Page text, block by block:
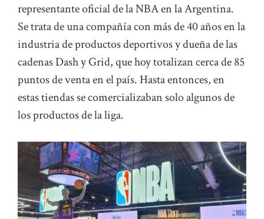
representante oficial de la NBA en la Argentina.
Se trata de una compañía con más de 40 años en la
industria de productos deportivos y dueña de las
cadenas Dash y Grid, que hoy totalizan cerca de 85
puntos de venta en el país. Hasta entonces, en
estas tiendas se comercializaban solo algunos de
los productos de la liga.